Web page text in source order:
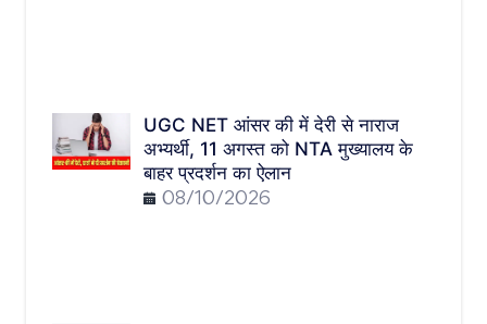
UGC NET आंसर की में देरी से नाराज
अभ्यर्थी, 11 अगस्त को NTA मुख्यालय के
बाहर प्रदर्शन का ऐलान
08/10/2026